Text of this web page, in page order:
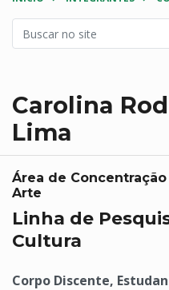
Carolina
Lima
Área de
Arte
Linha de
Cultura
Corpo Discente,